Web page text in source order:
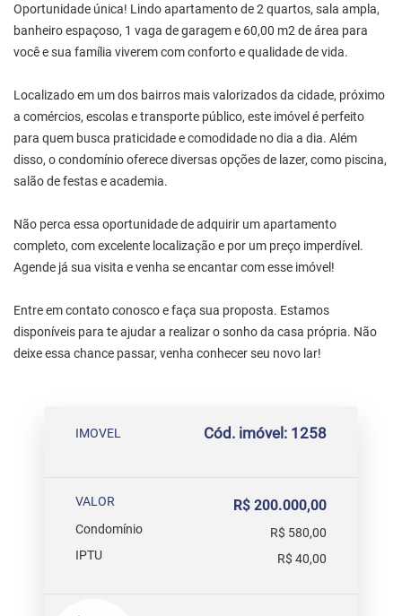
Oportunidade única! Lindo apartamento de 2 quartos, sala ampla,
banheiro espaçoso, 1 vaga de garagem e 60,00 m2 de área para
você e sua família viverem com conforto e qualidade de vida.
Localizado em um dos bairros mais valorizados da cidade, próximo
a comércios, escolas e transporte público, este imóvel é perfeito
para quem busca praticidade e comodidade no dia a dia. Além
disso, o condomínio oferece diversas opções de lazer, como piscina,
salão de festas e academia.
Não perca essa oportunidade de adquirir um apartamento
completo, com excelente localização e por um preço imperdível.
Agende já sua visita e venha se encantar com esse imóvel!
Entre em contato conosco e faça sua proposta. Estamos
disponíveis para te ajudar a realizar o sonho da casa própria. Não
deixe essa chance passar, venha conhecer seu novo lar!
IMOVEL Cód. imóvel: 1258
VALOR R$ 200.000,00
Condomínio
R$ 580,00
IPTU
R$ 40,00